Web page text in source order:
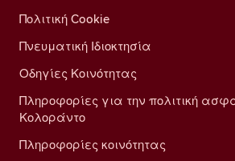
Πολιτική Cookie
Πνευματική Ιδιοκτησία
Οδηγίες Κοινότητας
Πληροφορίες για την πολιτική
Κολοράντο
Πληροφορίες κοινότητας